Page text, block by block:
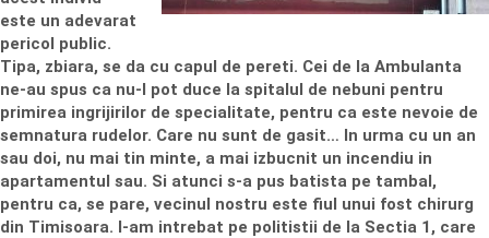
este un adevarat
pericol public.
Tipa, zbiara, se da cu capul de pereti. Cei de la Ambulanta
ne-au spus ca nu-l pot duce la spitalul de nebuni pentru
primirea ingrijirilor de specialitate, pentru ca este nevoie de
semnatura rudelor. Care nu sunt de gasit… In urma cu un an
sau doi, nu mai tin minte, a mai izbucnit un incendiu in
apartamentul sau. Si atunci s-a pus batista pe tambal,
pentru ca, se pare, vecinul nostru este fiul unui fost chirurg
din Timisoara. I-am intrebat pe politistii de la Sectia 1, care